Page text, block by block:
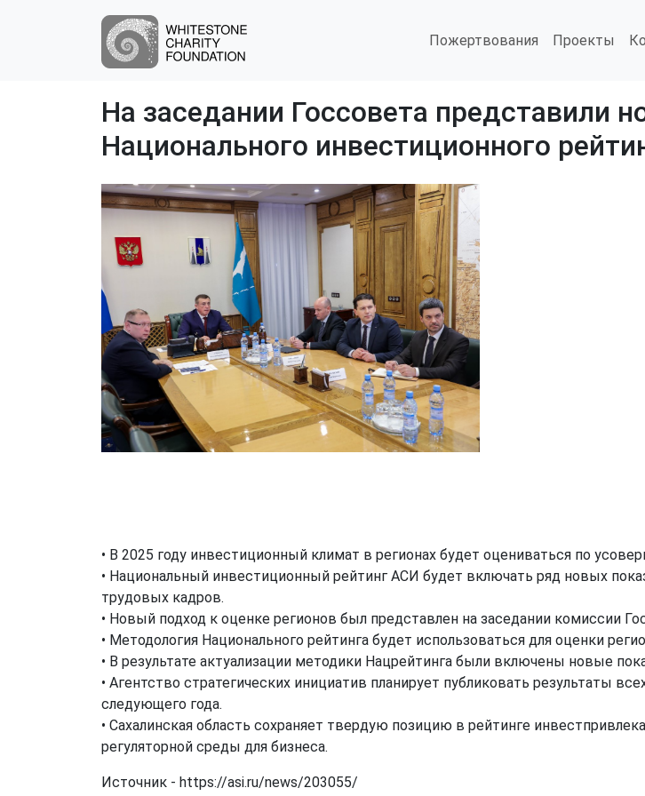
Пожертвования Проекты
На заседании Госсовета представили
Национального инвестиционного
• В 2025 году инвестиционный климат в регионах будет оцениваться по
• Национальный инвестиционный рейтинг АСИ будет включать ряд новых
трудовых кадров.
• Новый подход к оценке регионов был представлен на заседании комиссии
• Методология Национального рейтинга будет использоваться для оценки
• В результате актуализации методики Нацрейтинга были включены новые
• Агентство стратегических инициатив планирует публиковать результаты
следующего года.
• Сахалинская область сохраняет твердую позицию в рейтинге
регуляторной среды для бизнеса.
Источник - https://asi.ru/news/203055/